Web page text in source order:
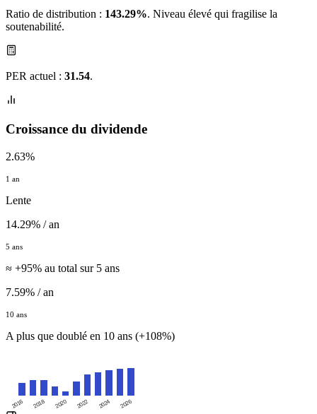
Ratio de distribution : 143.29%. Niveau élevé qui fragilise la
soutenabilité.
PER actuel : 31.54.
Croissance du dividende
2.63%
1 an
Lente
14.29% / an
5 ans
≈ +95% au total sur 5 ans
7.59% / an
10 ans
A plus que doublé en 10 ans (+108%)
2016 2018 2020 2022 2024 2026